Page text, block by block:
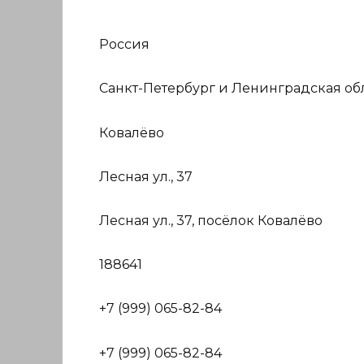
Россия
Санкт-Петербург и Ленинградская
Ковалёво
Лесная ул., 37
Лесная ул., 37, посёлок Ковалёво
188641
+7 (999) 065-82-84
+7 (999) 065-82-84